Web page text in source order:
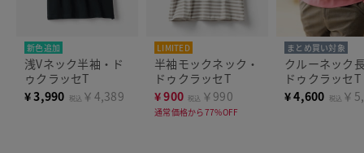
新色追加
浅Vネック半袖・ド
ゥクラッセT
¥3,990 税込 ￥4,389
LIMITED
半袖モックネック・
ドゥクラッセT
¥900 税込 ￥990
通常価格から77%OFF
まとめ買い対象
クルーネック
ドゥクラッセT
¥4,600 税込 ￥